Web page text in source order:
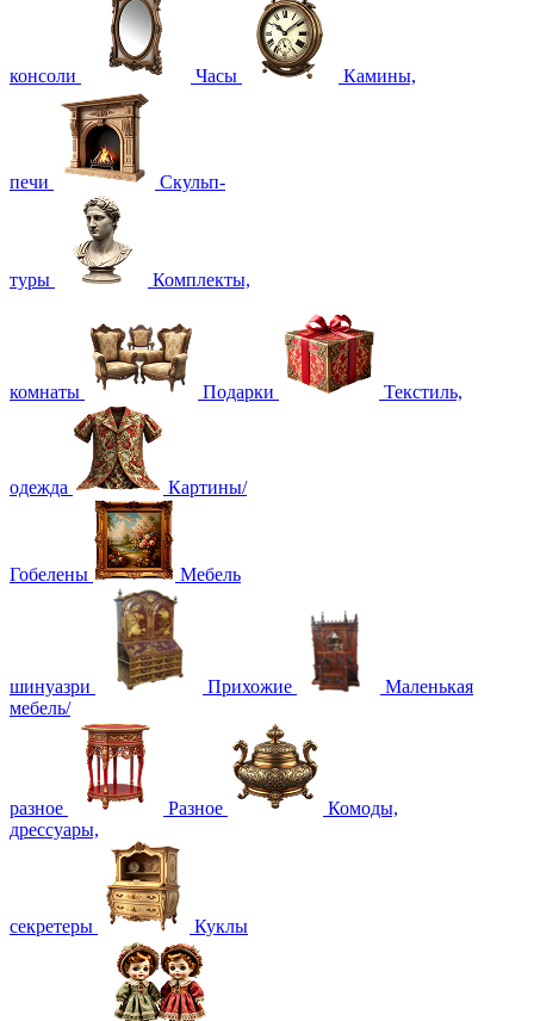
консоли Часы Камины,
печи Скульп-
туры Комплекты,
комнаты Подарки Текстиль,
одежда Картины/
Гобелены Мебель
шинуазри Прихожие
Маленькая
мебель/
разное Разное
Комоды,
дрессуары,
секретеры Куклы